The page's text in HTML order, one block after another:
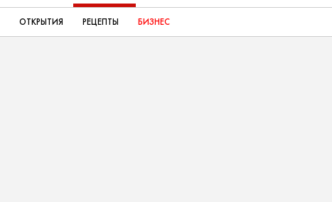
ОТКРЫТИЯ РЕЦЕПТЫ БИЗНЕС